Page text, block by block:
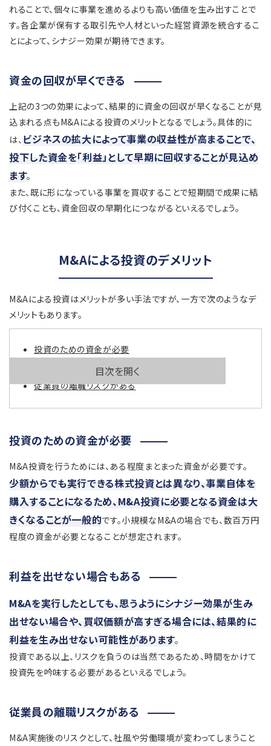
目次を開く
れることで、個々に事業を進めるよりも高い価値を生み出すことで
す。各企業が保有する取引先や人材といった経営資源を統合するこ
とによって、シナジー効果が期待できます。
資金の回収が早くできる
上記の3つの効果によって、結果的に資金の回収が早くなることが見
込まれる点もM&Aによる投資のメリットとなるでしょう。具体的に
は、 ビジネスの拡大によって事業の収益性が高まることで、
投下した資金を「利益」として早期に回収することが見込め
ます。
また、既に形になっている事業を買収することで短期間で成果に結
び付くことも、資金回収の早期化につながるといえるでしょう。
M&Aによる投資のデメリット
M&Aによる投資はメリットが多い手法ですが、一方で次のようなデ
メリットもあります。
投資のための資金が必要
利益を出せない場合もある
従業員の離職リスクがある
投資のための資金が必要
M&A投資を行うためには、ある程度まとまった資金が必要です。
少額からでも実行できる株式投資とは異なり、事業自体を
購入することになるため、M&A投資に必要となる資金は大
きくなることが一般的です。小規模なM&Aの場合でも、数百万円
程度の資金が必要となることが想定されます。
利益を出せない場合もある
M&Aを実行したとしても、思うようにシナジー効果が生み
出せない場合や、買収価額が高すぎる場合には、結果的に
利益を生み出せない可能性があります。
投資である以上、リスクを負うのは当然であるため、時間をかけて
投資先を吟味する必要があるといえるでしょう。
従業員の離職リスクがある
M&A実施後のリスクとして、社風や労働環境が変わってしまうこと